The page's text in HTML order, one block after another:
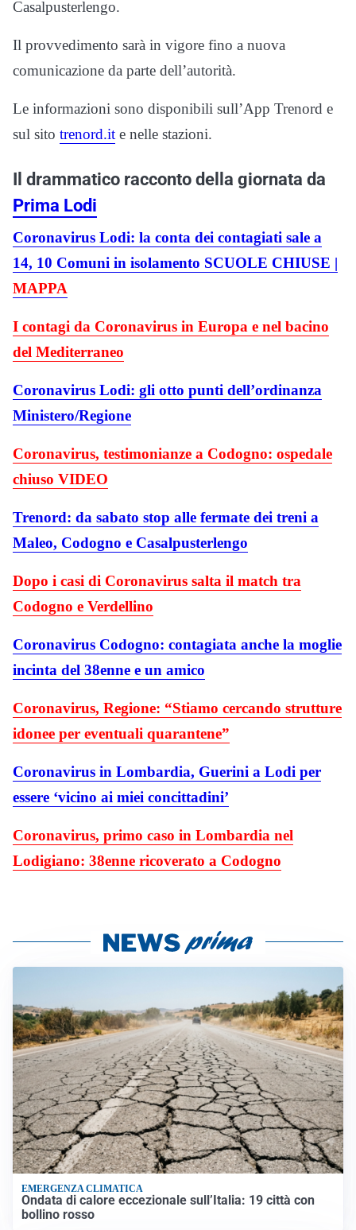
Casalpusterlengo.
Il provvedimento sarà in vigore fino a nuova
comunicazione da parte dell’autorità.
Le informazioni sono disponibili sull’App Trenord e
sul sito trenord.it e nelle stazioni.
Il drammatico racconto della giornata da
Prima Lodi
Coronavirus Lodi: la conta dei contagiati sale a
14, 10 Comuni in isolamento SCUOLE CHIUSE |
MAPPA
I contagi da Coronavirus in Europa e nel bacino
del Mediterraneo
Coronavirus Lodi: gli otto punti dell’ordinanza
Ministero/Regione
Coronavirus, testimonianze a Codogno: ospedale
chiuso VIDEO
Trenord: da sabato stop alle fermate dei treni a
Maleo, Codogno e Casalpusterlengo
Dopo i casi di Coronavirus salta il match tra
Codogno e Verdellino
Coronavirus Codogno: contagiata anche la moglie
incinta del 38enne e un amico
Coronavirus, Regione: “Stiamo cercando strutture
idonee per eventuali quarantene”
Coronavirus in Lombardia, Guerini a Lodi per
essere ‘vicino ai miei concittadini’
Coronavirus, primo caso in Lombardia nel
Lodigiano: 38enne ricoverato a Codogno
EMERGENZA CLIMATICA
Ondata di calore eccezionale sull’Italia: 19 città con
bollino rosso